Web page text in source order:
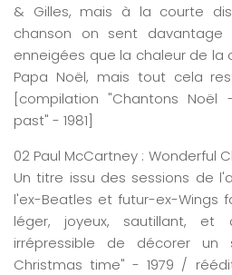
& Gilles, mais à la courte
chanson on sent davantage
enneigées que la chaleur de
Papa Noël, mais tout cela
[compilation "Chantons
past" - 1981]
02 Paul McCartney : Wonderful C
Un titre issu des sessions de
l'ex-Beatles et futur-ex-Wings
léger, joyeux, sautillant,
irrépressible de décorer un
Christmas time" - 1979 /